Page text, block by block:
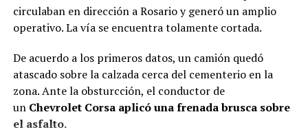
TEMAS RELACIONADOS:
circulaban en dirección a Rosario y generó un amplio
operativo. La vía se encuentra tolamente cortada.
De acuerdo a los primeros datos, un camión quedó
atascado sobre la calzada cerca del cementerio en la
zona. Ante la obsturcción, el conductor de
un Chevrolet Corsa aplicó una frenada brusca sobre
el asfalto.